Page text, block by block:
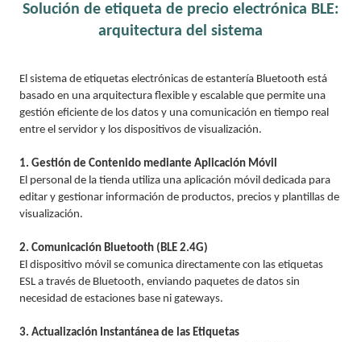
Solución de etiqueta de precio electrónica BLE:
arquitectura del sistema
El sistema de etiquetas electrónicas de estantería Bluetooth está
basado en una arquitectura flexible y escalable que permite una
gestión eficiente de los datos y una comunicación en tiempo real
entre el servidor y los dispositivos de visualización.
1. Gestión de Contenido mediante Aplicación Móvil
El personal de la tienda utiliza una aplicación móvil dedicada para
editar y gestionar información de productos, precios y plantillas de
visualización.
2. Comunicación Bluetooth (BLE 2.4G)
El dispositivo móvil se comunica directamente con las etiquetas
ESL a través de Bluetooth, enviando paquetes de datos sin
necesidad de estaciones base ni gateways.
3. Actualización Instantánea de las Etiquetas